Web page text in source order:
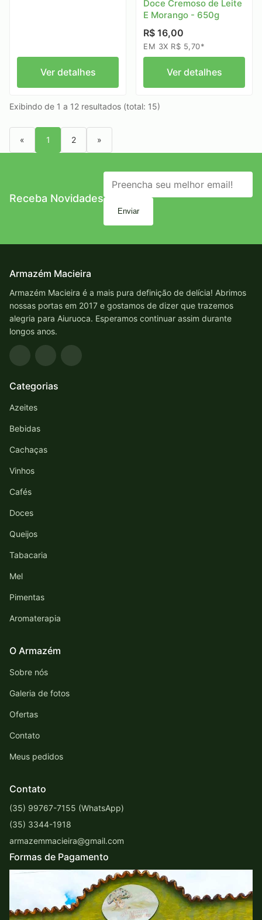
Ver detalhes
Doce Cremoso de Leite
E Morango - 650g
R$ 16,00
EM 3X R$ 5,70*
Ver detalhes
Exibindo de 1 a 12 resultados (total: 15)
« 1 2 »
Receba Novidades
Enviar
Armazém Macieira
Armazém Macieira é a mais pura definição de delícia! Abrimos
nossas portas em 2017 e gostamos de dizer que trazemos
alegria para Aiuruoca. Esperamos continuar assim durante
longos anos.
Categorias
Azeites
Bebidas
Cachaças
Vinhos
Cafés
Doces
Queijos
Tabacaria
Mel
Pimentas
Aromaterapia
O Armazém
Sobre nós
Galeria de fotos
Ofertas
Contato
Meus pedidos
Contato
(35) 99767-7155 (WhatsApp)
(35) 3344-1918
armazemmacieira@gmail.com
Formas de Pagamento